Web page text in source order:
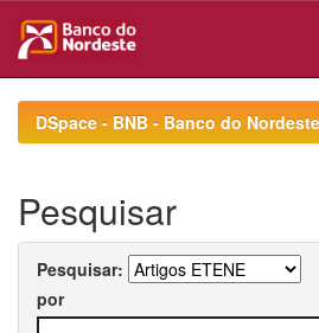
navigationDSpace - BNB - Banco do
Pesquisar
Pesquisar:
por